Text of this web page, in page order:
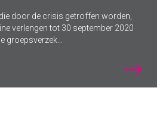
door de crisis getroffen worden,
verlengen tot 30 september 2020
groepsverzek...